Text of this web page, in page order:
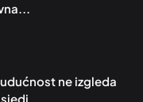
ne izgleda